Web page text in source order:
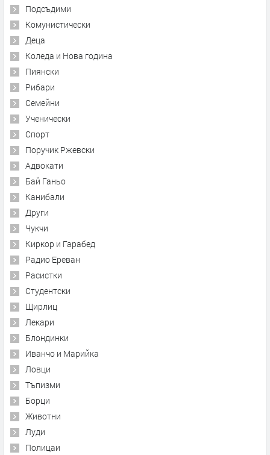
Подсъдими
Комунистически
Деца
Коледа и Нова година
Пиянски
Рибари
Семейни
Ученически
Спорт
Поручик Ржевски
Адвокати
Бай Ганьо
Канибали
Други
Чукчи
Киркор и Гарабед
Радио Ереван
Расистки
Студентски
Щирлиц
Лекари
Блондинки
Иванчо и Марийка
Ловци
Тъпизми
Борци
Животни
Луди
Полицаи